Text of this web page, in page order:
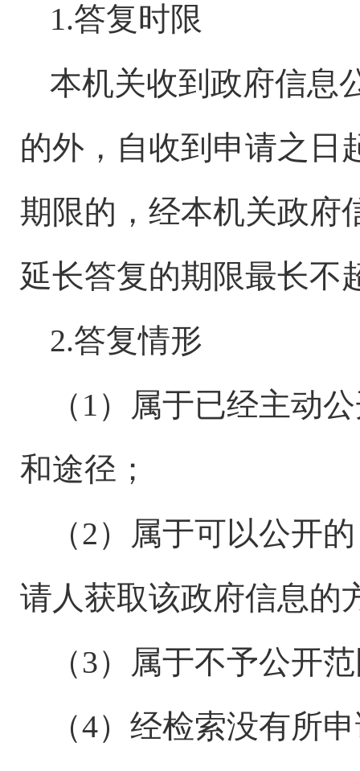
1.答复时限
本机关收到政府信息
的外，自收到申请之日
期限的，经本机关政府
延长答复的期限最长不
2.答复情形
（ 1）属于已经主动
和途径；
（2）属于可以公开
请人获取该政府信息的
（3）属于不予公开
（4）经检索没有所